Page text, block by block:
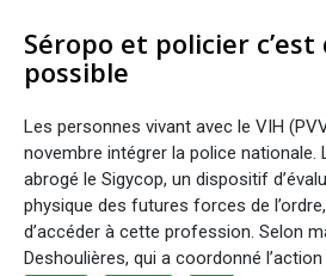
Séropo et policier
possible
Les personnes vivant avec le VIH
novembre intégrer la police nationale.
abrogé le Sigycop, un dispositif
physique des futures forces de
d’accéder à cette profession. Selon
Deshoulières, qui a coordonné l’action